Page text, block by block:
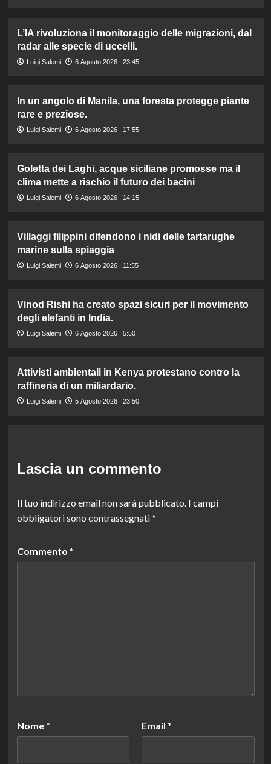
L’IA rivoluziona il monitoraggio delle migrazioni, dal
radar alle specie di uccelli.
Luigi Salemi 6 Agosto 2026 : 23:45
In un angolo di Manila, una foresta protegge piante
rare e preziose.
Luigi Salemi 6 Agosto 2026 : 17:55
Goletta dei Laghi, acque siciliane promosse ma il
clima mette a rischio il futuro dei bacini
Luigi Salemi 6 Agosto 2026 : 14:15
Villaggi filippini difendono i nidi delle tartarughe
marine sulla spiaggia
Luigi Salemi 6 Agosto 2026 : 11:55
Vinod Rishi ha creato spazi sicuri per il movimento
degli elefanti in India.
Luigi Salemi 6 Agosto 2026 : 5:50
Attivisti ambientali in Kenya protestano contro la
raffineria di un miliardario.
Luigi Salemi 5 Agosto 2026 : 23:50
Lascia un commento
Il tuo indirizzo email non sarà pubblicato. I campi
obbligatori sono contrassegnati*
Commento *
Nome * Email *